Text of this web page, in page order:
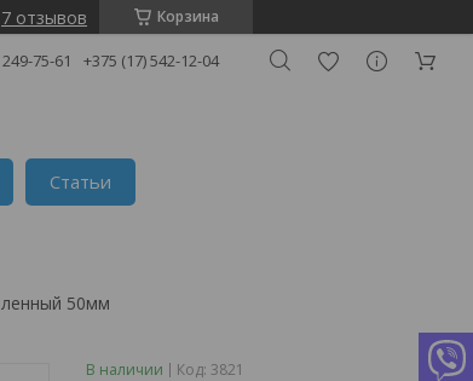
Корзина
7 отзывов
75-61 +375 (17) 542-12-04
Статьи
50мм
В наличии Код: 3821